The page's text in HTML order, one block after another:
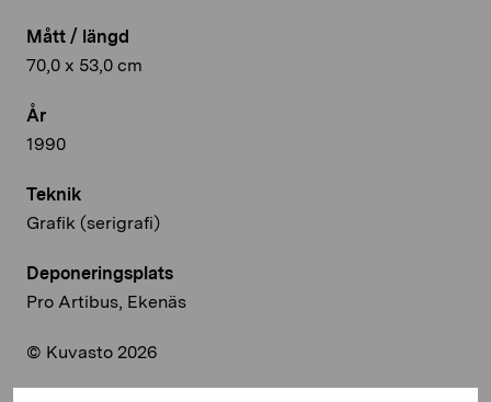
Mått / längd
70,0 x 53,0 cm
År
1990
Teknik
Grafik (serigrafi)
Deponeringsplats
Pro Artibus, Ekenäs
© Kuvasto 2026